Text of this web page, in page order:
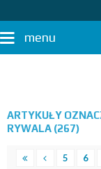
menu
ARTYKUŁY
RYWALA (267)
5 6